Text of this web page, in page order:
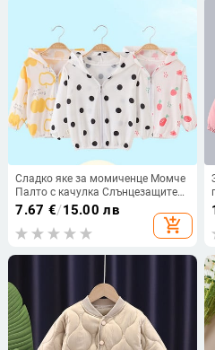
Сладко яке за момиченце Момче
Палто с качулка Слънцезащитен
крем Бебешко момиченце Лятна
слънцезащита с дълги ръкави
Дишащи детски дрехи Горно
7.67 €/15.00 лв
add_shopping_cart